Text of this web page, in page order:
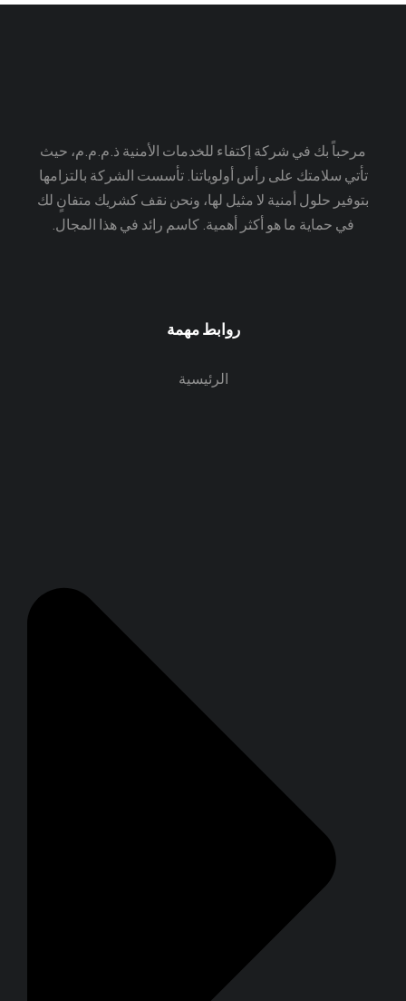
مرحباً بك في شركة إكتفاء للخدمات الأمنية ذ.م.م.م، حيث
تأتي سلامتك على رأس أولوياتنا. تأسست الشركة بالتزامها
بتوفير حلول أمنية لا مثيل لها، ونحن نقف كشريك متفانٍ لك
في حماية ما هو أكثر أهمية. كاسم رائد في هذا المجال.
روابط مهمة
الرئيسية